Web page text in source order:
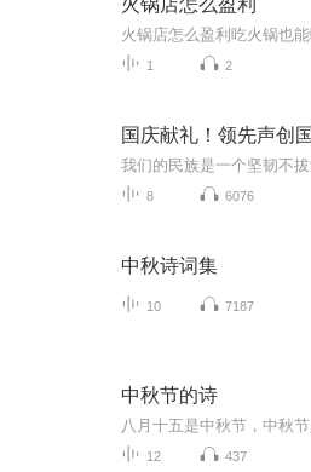
1 2
国庆献礼！领先声创
8 6076
中秋诗词集
10 7187
中秋节的诗
12 437